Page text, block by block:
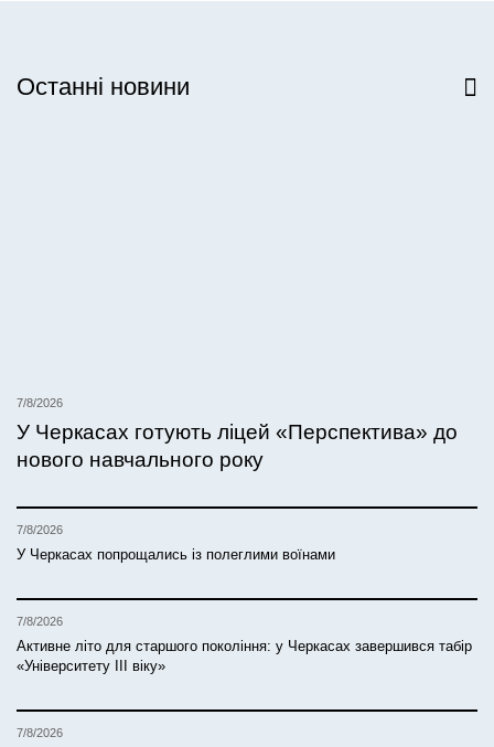
Останні новини
7/8/2026
У Черкасах готують ліцей «Перспектива» до
нового навчального року
7/8/2026
У Черкасах попрощались із полеглими воїнами
7/8/2026
Активне літо для старшого покоління: у Черкасах завершився табір
«Університету ІІІ віку»
7/8/2026